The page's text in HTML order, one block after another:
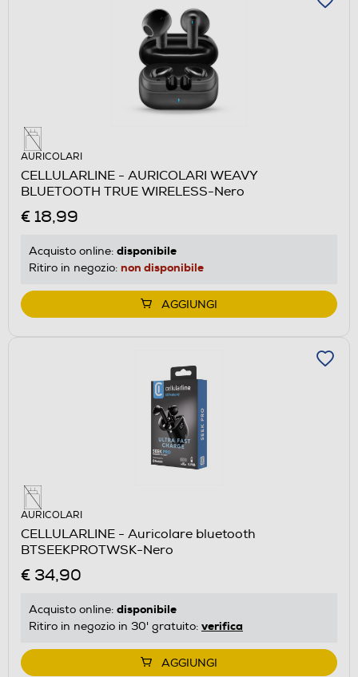
AURICOLARI
CELLULARLINE - AURICOLARI WEAVY
BLUETOOTH TRUE WIRELESS-Nero
€ 18,99
Acquisto online: disponibile
Ritiro in negozio: non disponibile
AGGIUNGI
AURICOLARI
CELLULARLINE - Auricolare bluetooth
BTSEEKPROTWSK-Nero
€ 34,90
Acquisto online: disponibile
Ritiro in negozio in 30' gratuito: verifica
AGGIUNGI